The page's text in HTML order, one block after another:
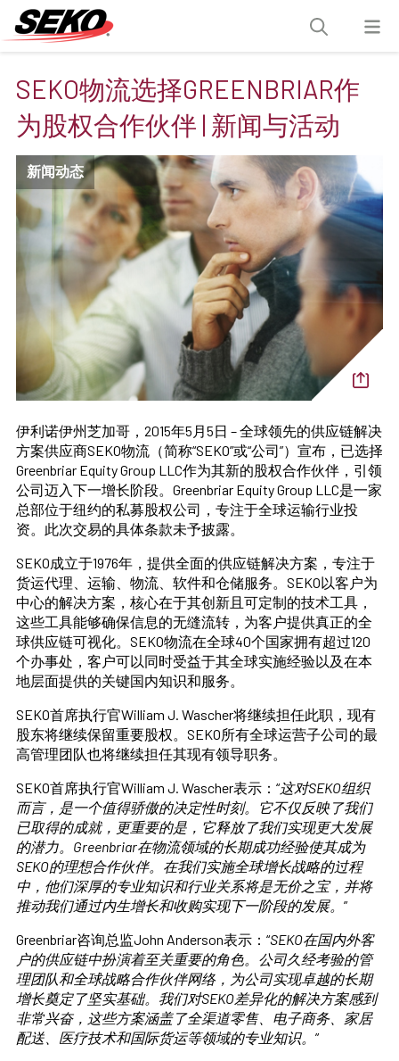
SEKO物流选择GREENBRIAR作
为股权合作伙伴 | 新闻与活动
新闻动态
伊利诺伊州芝加哥，2015年5月5日 – 全球领先的供应链解决
方案供应商SEKO物流（简称“SEKO”或“公司”）宣布，已选择
Greenbriar Equity Group LLC作为其新的股权合作伙伴，引领
公司迈入下一增长阶段。Greenbriar Equity Group LLC是一家
总部位于纽约的私募股权公司，专注于全球运输行业投
资。此次交易的具体条款未予披露。
SEKO成立于1976年，提供全面的供应链解决方案，专注于
货运代理、运输、物流、软件和仓储服务。SEKO以客户为
中心的解决方案，核心在于其创新且可定制的技术工具，
这些工具能够确保信息的无缝流转，为客户提供真正的全
球供应链可视化。SEKO物流在全球40个国家拥有超过120
个办事处，客户可以同时受益于其全球实施经验以及在本
地层面提供的关键国内知识和服务。
SEKO首席执行官William J. Wascher将继续担任此职，现有
股东将继续保留重要股权。SEKO所有全球运营子公司的最
高管理团队也将继续担任其现有领导职务。
SEKO首席执行官William J. Wascher表示：“这对SEKO组织
而言，是一个值得骄傲的决定性时刻。它不仅反映了我们
已取得的成就，更重要的是，它释放了我们实现更大发展
的潜力。Greenbriar在物流领域的长期成功经验使其成为
SEKO的理想合作伙伴。在我们实施全球增长战略的过程
中，他们深厚的专业知识和行业关系将是无价之宝，并将
推动我们通过内生增长和收购实现下一阶段的发展。 ”
Greenbriar咨询总监John Anderson表示：“SEKO在国内外客
户的供应链中扮演着至关重要的角色。公司久经考验的管
理团队和全球战略合作伙伴网络，为公司实现卓越的长期
增长奠定了坚实基础。我们对SEKO差异化的解决方案感到
非常兴奋，这些方案涵盖了全渠道零售、电子商务、家居
配送、医疗技术和国际货运等领域的专业知识。 ”